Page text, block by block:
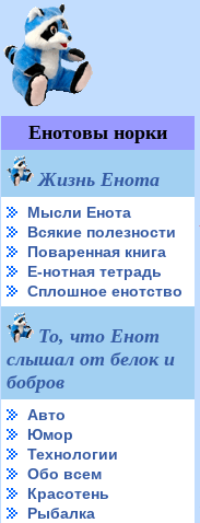
Енотовы норки
Жизнь Енота
Мысли Енота
Всякие полезности
Поваренная книга
Е-нотная тетрадь
Сплошное енотство
То, что Енот
слышал от белок и
бобров
Авто
Юмор
Технологии
Обо всем
Красотень
Рыбалка